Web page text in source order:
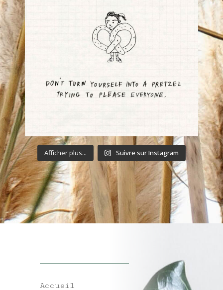
Afficher plus... Suivre sur Instagram
Accueil